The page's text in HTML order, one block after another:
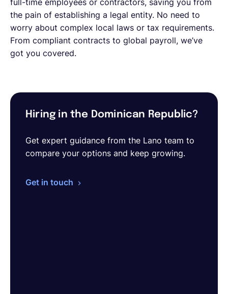
full-time employees or contractors, saving you from
the pain of establishing a legal entity. No need to
worry about complex local laws or tax requirements.
From compliant contracts to global payroll, we’ve
got you covered.
Hiring in the Dominican Republic?
Get expert guidance from the Lano team to
compare your options and keep growing.
Get in touch